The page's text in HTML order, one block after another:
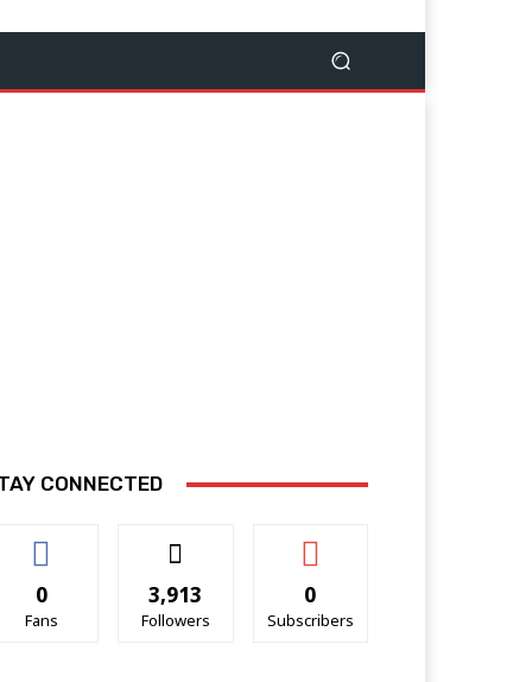
CONNECTED
0
Fans
3,913
Followers
0
Subscribers